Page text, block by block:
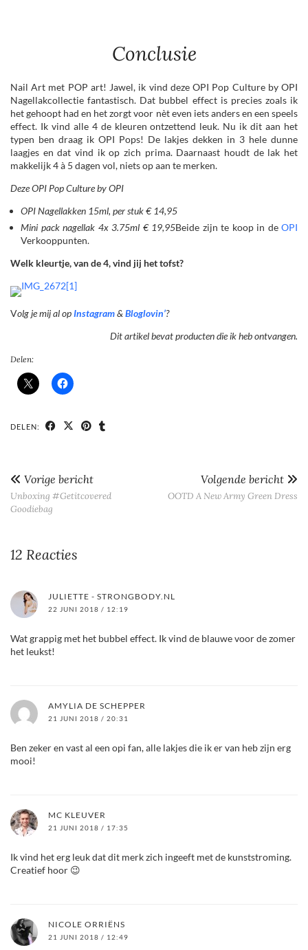
Conclusie
Nail Art met POP art! Jawel, ik vind deze OPI Pop Culture by OPI
Nagellakcollectie fantastisch. Dat bubbel effect is precies zoals ik
het gehoopt had en het zorgt voor nèt even iets anders en een speels
effect. Ik vind alle 4 de kleuren ontzettend leuk. Nu ik dit aan het
typen ben draag ik OPI Pops! De lakjes dekken in 3 hele dunne
laagjes en dat vind ik op zich prima. Daarnaast houdt de lak het
makkelijk 4 à 5 dagen vol, niets op aan te merken.
Deze OPI Pop Culture by OPI
OPI Nagellakken 15ml, per stuk € 14,95
Mini pack nagellak 4x 3.75ml € 19,95Beide zijn te koop in de OPI
Verkooppunten.
Welk kleurtje, van de 4, vind jij het tofst?
Volg je mij al opInstagram& Bloglovin’?
Dit artikel bevat producten die ik heb ontvangen.
Delen:
DELEN:
Vorige bericht
Unboxing #Getitcovered
Goodiebag
Volgende bericht
OOTD A New Army Green Dress
12 Reacties
JULIETTE - STRONGBODY.NL
22 JUNI 2018 / 12:19
Wat grappig met het bubbel effect. Ik vind de blauwe voor de zomer
het leukst!
AMYLIA DE SCHEPPER
21 JUNI 2018 / 20:31
Ben zeker en vast al een opi fan, alle lakjes die ik er van heb zijn erg
mooi!
MC KLEUVER
21 JUNI 2018 / 17:35
Ik vind het erg leuk dat dit merk zich ingeeft met de kunststroming.
Creatief hoor 😉
NICOLE ORRIËNS
21 JUNI 2018 / 12:49